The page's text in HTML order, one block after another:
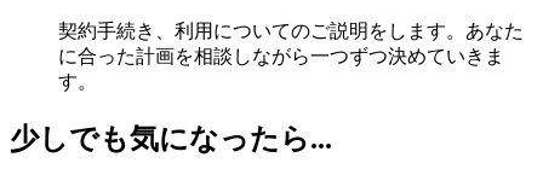
契約手続き、利用についてのご説明をします。あなた
に合った計画を相談しながら一つずつ決めていきま
す。
少しでも気になったら...